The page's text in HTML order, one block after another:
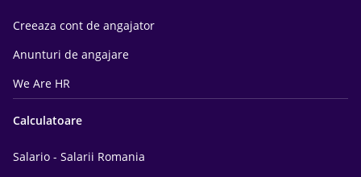
Creeaza cont de angajator
Anunturi de angajare
We Are HR
Calculatoare
Salario - Salarii Romania